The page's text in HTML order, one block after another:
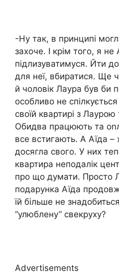
-Ну так, в принципі
захоче. І крім того, я не
підлизуватимуся. Йти
для неї, вбиратися. Ще
й чоловік Лаура був би
особливо не
своїй квартирі з
Обидва працюють та
все встигають. А Аїда –
досягла свого. У них
квартира неподалік
про що думати. Просто
подарунка Аїда
їй більше не
“улюблену” свекруху?
Advertisements